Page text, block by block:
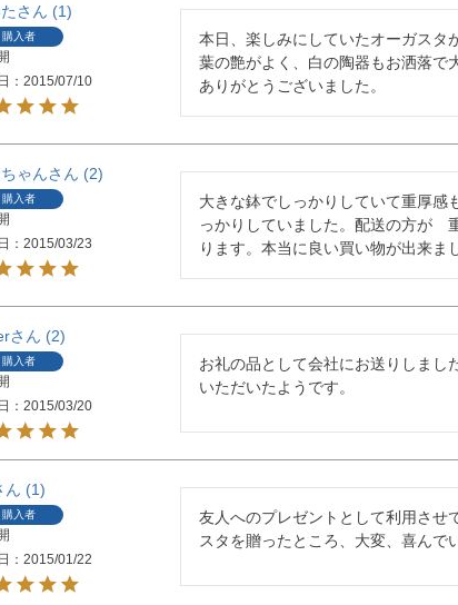
1
購入者
2015/07/10
本日、楽しみにしていたオーガスタ
葉の艶がよく、白の陶器もお洒落で
ありがとうございました。
ゃん 2
購入者
2015/03/23
大きな鉢でしっかりしていて重厚感
っかりしていました。配送の方が　
ります。本当に良い買い物が出来ま
2
購入者
2015/03/20
お礼の品として会社にお送りしまし
いただいたようです。
1
購入者
2015/01/22
友人へのプレゼントとして利用させ
スタを贈ったところ、大変、喜んで